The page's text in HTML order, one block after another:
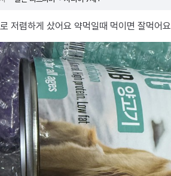
저렴하게 샀어요 약먹일때 먹이면 잘먹어요